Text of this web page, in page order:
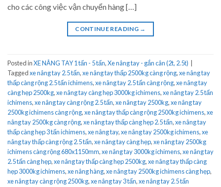
cho các công việc vận chuyển hàng […]
CONTINUE READING →
Posted inXE NÂNG TAY 1 tấn - 5 tấn,Xe nâng tay - gắn cân (2t, 2.5t)
Taggedxe nâng tay 2.5 tấn,xe nâng tay thấp 2500kg càng rộng,xe nâng tay
thấp càng rộng 2.5 tấn ichimens,xe nâng tay 2.5 tấn càng rộng,xe nâng tay
càng hẹp 2500kg,xe nâng tay càng hẹp 3000kg ichimens,xe nâng tay 2.5 tấn
ichimens,xe nâng tay càng rộng 2.5 tấn,xe nâng tay 2500kg,xe nâng tay
2500kg ichimens càng rộng,xe nâng tay thấp càng rộng 2500kg ichimens,xe
nâng tay 2500kg càng rộng,xe nâng tay thấp càng hẹp 2.5 tấn,xe nâng tay
thấp càng hẹp 3 tấn ichimens,xe nâng tay,xe nâng tay 2500kg ichimens,xe
nâng tay thấp càng rộng 2.5 tấn,xe nâng tay càng hẹp,xe nâng tay 2500kg
ichimens càng rộng 680x1150mm,xe nâng tay 3000kg ichimens,xe nâng tay
2.5 tấn càng hẹp,xe nâng tay thấp càng hẹp 2500kg,xe nâng tay thấp càng
hẹp 3000kg ichimens,xe nâng hàng,xe nâng tay 2500kg ichimens càng hẹp,
xe nâng tay càng rộng 2500kg,xe nâng tay 3 tấn,xe nâng tay 2.5 tấn